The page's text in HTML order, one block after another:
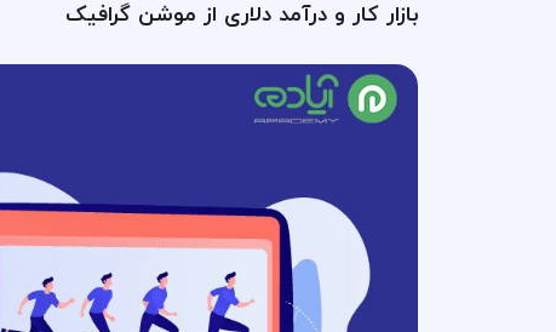
بازار کار و درآمد دلاری از موشن گرافیک